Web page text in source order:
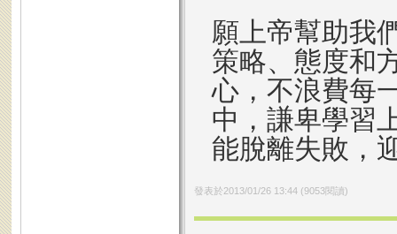
願上帝幫助我
策略、態度和
心，不浪費每
中，謙卑學習
能脫離失敗，
發表於2013/01/26 13:44(9053閱讀)